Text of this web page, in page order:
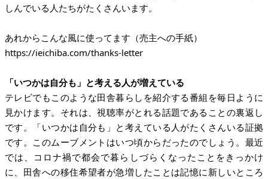
しんでいる人たちがたくさんいます。
https://ieichiba.com/thanks-letter
「いつかは自分も」と考える人が増えている
テレビでもこのような田舎暮らしを紹介する番組を毎日ように
見かけます。それは、視聴率がとれる話題であることの裏返し
です。「いつかは自分も」と考えている人がたくさんいる証拠
です。このムーブメントはいつ頃からだったのでしょう。最近
では、コロナ禍で都会で暮らしづらくなったことをきっかけ
に、田舎への移住希望者が急増したことは記憶に新しいところ